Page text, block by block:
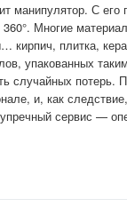
манипулятор. С
Многие
плитка,
упакованных
случайных потерь.
и, как
сервис —